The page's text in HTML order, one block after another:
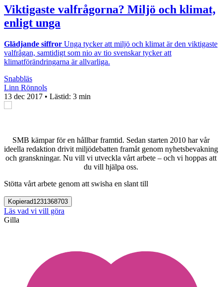
Viktigaste valfrågorna? Miljö och klimat,
enligt unga
Glädjande siffror Unga tycker att miljö och klimat är den viktigaste
valfrågan, samtidigt som nio av tio svenskar tycker att
klimatförändringarna är allvarliga.
Snabbläs
Linn Rönnols
13 dec 2017 • Lästid: 3 min
SMB kämpar för en hållbar framtid. Sedan starten 2010 har vår
ideella redaktion drivit miljödebatten framåt genom nyhetsbevakning
och granskningar. Nu vill vi utveckla vårt arbete – och vi hoppas att
du vill hjälpa oss.
Stötta vårt arbete genom att swisha en slant till
Kopierad1231368703
Läs vad vi vill göra
Gilla